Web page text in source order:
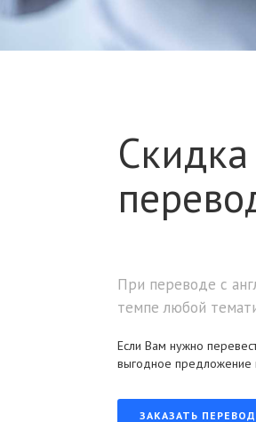
При переводе с
темпе любой
Если Вам нужно
выгодное предложение
ЗАКАЗАТЬ ПЕРЕВОД